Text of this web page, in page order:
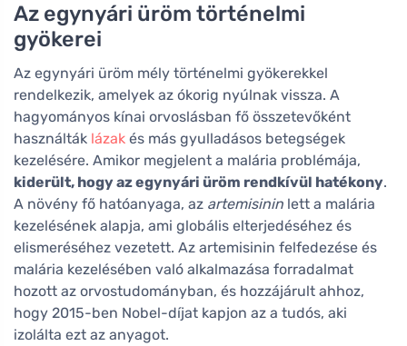
Az egynyári üröm történelmi
gyökerei
Az egynyári üröm mély történelmi gyökerekkel
rendelkezik, amelyek az ókorig nyúlnak vissza. A
hagyományos kínai orvoslásban fő összetevőként
használták lázak és más gyulladásos betegségek
kezelésére. Amikor megjelent a malária problémája,
kiderült, hogy az egynyári üröm rendkívül hatékony.
A növény fő hatóanyaga, az artemisinin lett a malária
kezelésének alapja, ami globális elterjedéséhez és
elismeréséhez vezetett. Az artemisinin felfedezése és
malária kezelésében való alkalmazása forradalmat
hozott az orvostudományban, és hozzájárult ahhoz,
hogy 2015-ben Nobel-díjat kapjon az a tudós, aki
izolálta ezt az anyagot.